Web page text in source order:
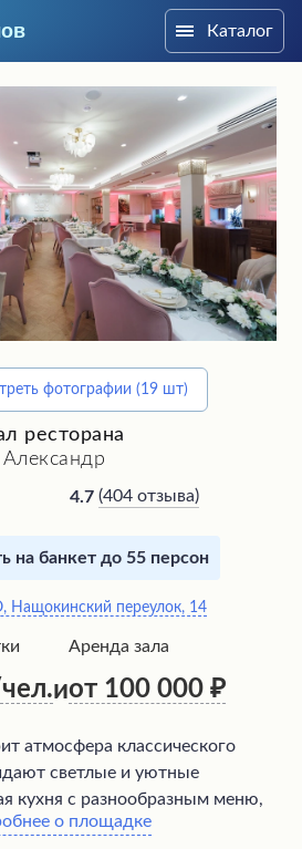
Каталог
фотографии (19 шт)
ресторана
Александр
4.7 (404 отзыва)
на банкет до 55 персон
Нащокинский переулок, 14
и
Аренда зала
от 100 000
атмосфера классического
светлые и уютные
кухня с разнообразным меню,
блюд и безупречным
о площадке